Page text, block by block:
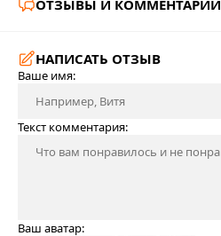
ОТЗЫВЫ И КОММЕНТАРИИ
НАПИСАТЬ ОТЗЫВ
Ваше имя:
Текст комментария:
Ваш аватар: